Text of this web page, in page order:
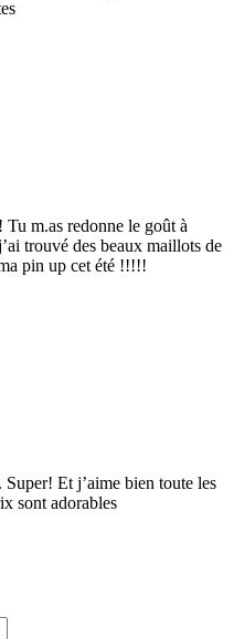
m.as redonne le goût à
trouvé des beaux maillots de
pin up cet été !!!!!
Et j’aime bien toute les
sont adorables